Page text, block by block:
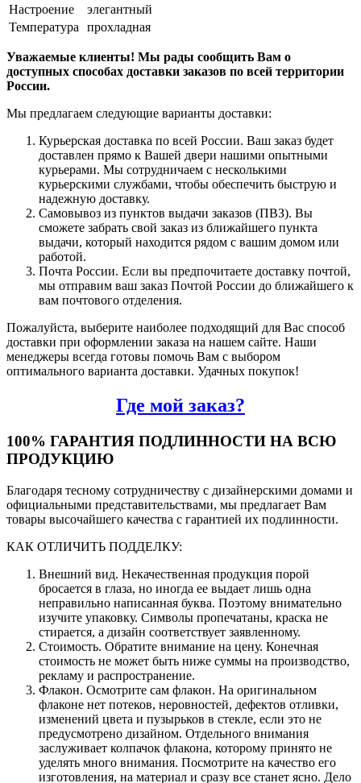
Настроение
элегантный
Температура
прохладная
Уважаемые клиенты! Мы рады сообщить Вам о
доступных способах доставки заказов по всей территории
России.
Мы предлагаем следующие варианты доставки:
Курьерская доставка по всей России. Ваш заказ будет
доставлен прямо к Вашей двери нашими опытными
курьерами. Мы сотрудничаем с несколькими
курьерскими службами, чтобы обеспечить быструю и
надежную доставку.
Самовывоз из пунктов выдачи заказов (ПВЗ). Вы
сможете забрать свой заказ из ближайшего пункта
выдачи, который находится рядом с вашим домом или
работой.
Почта России. Если вы предпочитаете доставку почтой,
мы отправим ваш заказ Почтой России до ближайшего к
вам почтового отделения.
Пожалуйста, выберите наиболее подходящий для Вас способ
доставки при оформлении заказа на нашем сайте. Наши
менеджеры всегда готовы помочь Вам с выбором
оптимального варианта доставки. Удачных покупок!
Где мой заказ?
100% ГАРАНТИЯ ПОДЛИННОСТИ НА ВСЮ
ПРОДУКЦИЮ
Благодаря тесному сотрудничеству с дизайнерскими домами и
официальными представительствами, мы предлагает Вам
товары высочайшего качества с гарантией их подлинности.
КАК ОТЛИЧИТЬ ПОДДЕЛКУ:
Внешний вид. Некачественная продукция порой
бросается в глаза, но иногда ее выдает лишь одна
неправильно написанная буква. Поэтому внимательно
изучите упаковку. Символы пропечатаны, краска не
стирается, а дизайн соответствует заявленному.
Стоимость. Обратите внимание на цену. Конечная
стоимость не может быть ниже суммы на производство,
рекламу и распространение.
Флакон. Осмотрите сам флакон. На оригинальном
флаконе нет потеков, неровностей, дефектов отливки,
изменений цвета и пузырьков в стекле, если это не
предусмотрено дизайном. Отдельного внимания
заслуживает колпачок флакона, которому принято не
уделять много внимания. Посмотрите на качество его
изготовления, на материал и сразу все станет ясно. Дело